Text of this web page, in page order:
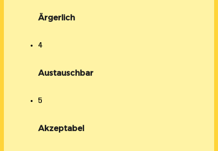
Ärgerlich
4
Austauschbar
5
Akzeptabel